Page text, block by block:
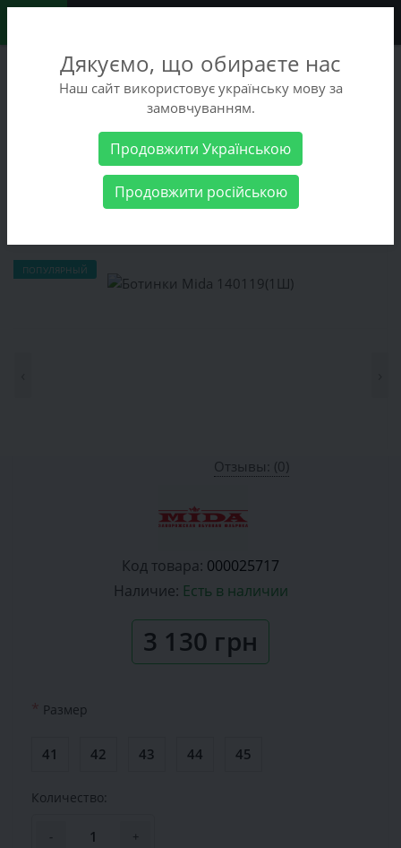
+38 (068) 486-90-09
+38 (093) 486-90-09
Мужские товары Мужская обувь Ботинки Mida 140119(1Ш)
Ботинки Mida 140119(1Ш)
ПОПУЛЯРНЫЙ
Отзывы: (0)
Код товара: 000025717
Наличие: Есть в наличии
3 130 грн
* Размер
41 42 43 44 45
Количество:
- +
Дякуємо, що обираєте нас
Наш сайт використовує українську мову за
замовчуванням.
Продовжити Українською
Продовжити російською